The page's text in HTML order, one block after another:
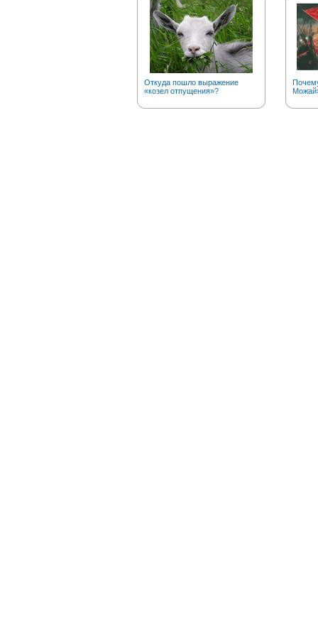
Откуда пошло выражение
«козел отпущения»?